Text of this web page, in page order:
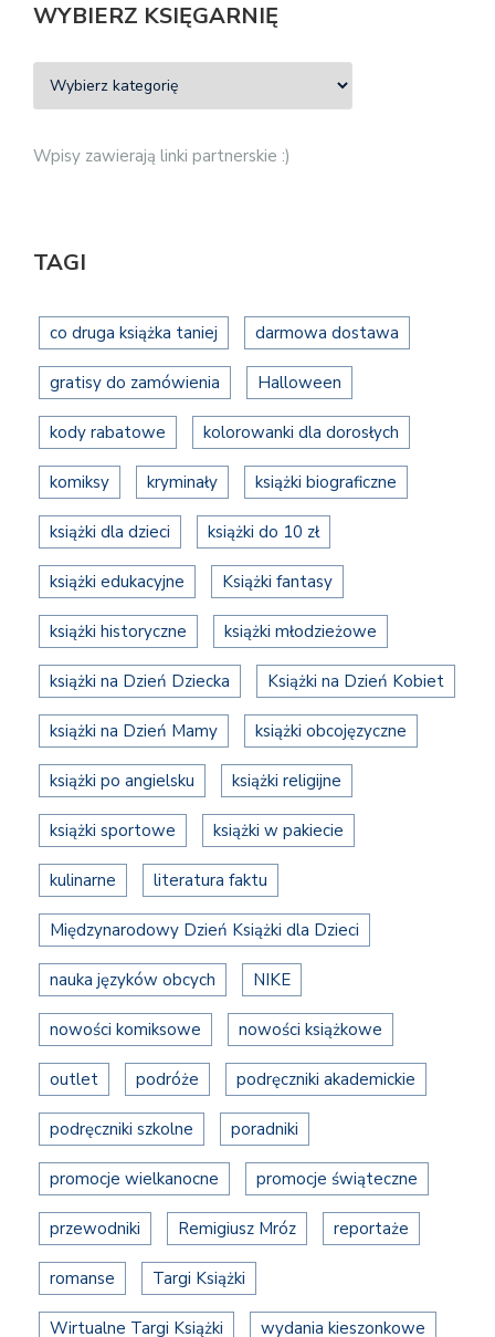
WYBIERZ KSIĘGARNIĘ
Wpisy zawierają linki partnerskie :)
TAGI
co druga książka taniej darmowa dostawa
gratisy do zamówienia Halloween
kody rabatowe kolorowanki dla dorosłych
komiksy kryminały książki biograficzne
książki dla dzieci książki do 10 zł
książki edukacyjne Książki fantasy
książki historyczne książki młodzieżowe
książki na Dzień Dziecka Książki na Dzień Kobiet
książki na Dzień Mamy książki obcojęzyczne
książki po angielsku książki religijne
książki sportowe książki w pakiecie
kulinarne literatura faktu
Międzynarodowy Dzień Książki dla Dzieci
nauka języków obcych NIKE
nowości komiksowe nowości książkowe
outlet podróże podręczniki akademickie
podręczniki szkolne poradniki
promocje wielkanocne promocje świąteczne
przewodniki Remigiusz Mróz reportaże
romanse Targi Książki
Wirtualne Targi Książki wydania kieszonkowe